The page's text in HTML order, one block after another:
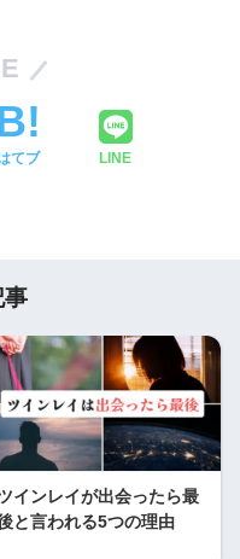
てブ LINE
事
インレイが出会ったら最
と言われる5つの理由